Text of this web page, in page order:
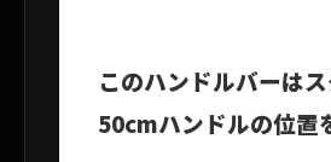
このハンドルバーは
50cmハンドルの位置